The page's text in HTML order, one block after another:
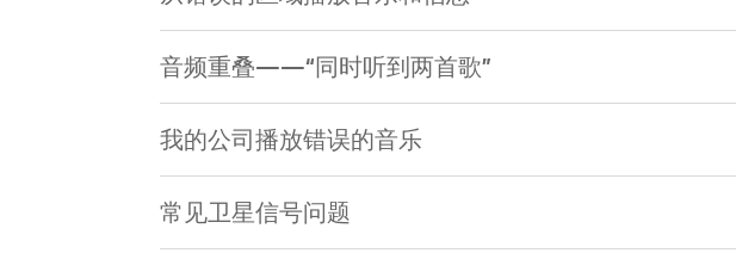
音频重叠——“同时听到两首歌”
我的公司播放错误的音乐
常见卫星信号问题